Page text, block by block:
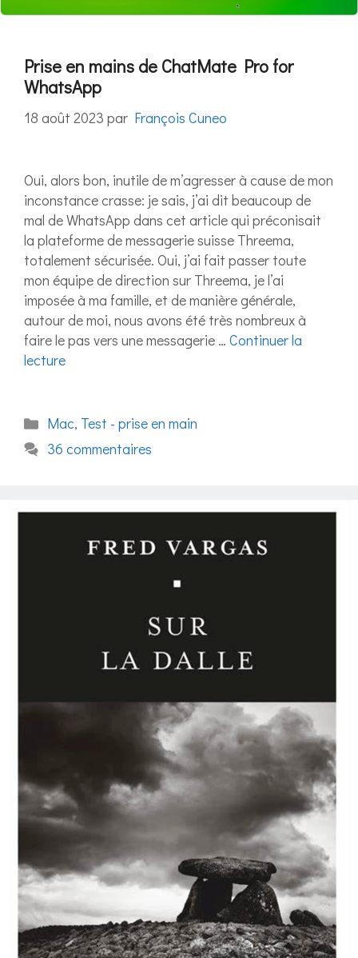
Prise en mains de ChatMate Pro for
WhatsApp
18 août 2023 par François Cuneo
Oui, alors bon, inutile de m’agresser à cause de mon
inconstance crasse: je sais, j’ai dit beaucoup de
mal de WhatsApp dans cet article qui préconisait
la plateforme de messagerie suisse Threema,
totalement sécurisée. Oui, j’ai fait passer toute
mon équipe de direction sur Threema, je l’ai
imposée à ma famille, et de manière générale,
autour de moi, nous avons été très nombreux à
faire le pas vers une messagerie … Continuer la
lecture
Catégories
Mac, Test - prise en main
36 commentaires